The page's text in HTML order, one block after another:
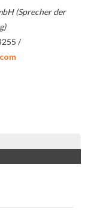
(Sprecher der
/